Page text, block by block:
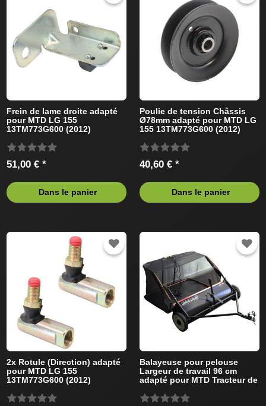
Frein de lame droite adapté
pour MTD LG 155
13TM773G600 (2012)
51,00 € *
Dans le panier
Poulie de tension Châssis
Ø78mm adapté pour MTD LG
155 13TM773G600 (2012)
40,60 € *
Dans le panier
2x Rotule (Direction) adapté
pour MTD LG 155
13TM773G600 (2012)
Balayeuse pour pelouse
Largeur de travail 96 cm
adapté pour MTD Tracteur de